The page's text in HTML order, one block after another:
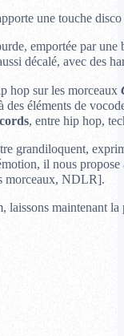
une touche
emportée par
décalé, avec des
hop sur les morceaux
des éléments de
, entre hip hop,
grandiloquent,
il nous
morceaux, NDLR].
laissons maintenant